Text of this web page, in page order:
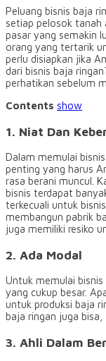
Peluang bisnis baja
setiap pelosok tanah
pasar yang semakin
orang yang tertarik
perlu disiapkan jika
dari bisnis baja
perhatikan sebelum
Contents show
1. Niat Dan
Dalam memulai
penting yang harus
rasa berani muncul.
bisnis terdapat
terkecuali untuk
membangun pabrik
juga memiliki resiko
2. Ada Modal
Untuk memulai
yang cukup besar.
untuk produksi baja
baja ringan juga bisa,
3. Ahli Dalam